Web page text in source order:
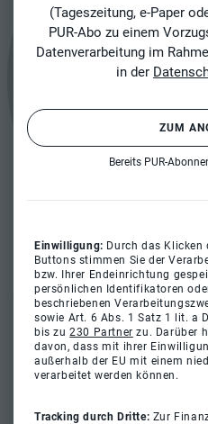
(Tageszeitung, e-Paper
PUR-Abo zu einem
Datenverarbeitung im
in der
ZUM
Bereits PUR-
Einwilligung: Durch das Klicken
Buttons stimmen Sie der
bzw. Ihrer Endeinrichtung
persönlichen Identifikatoren
beschriebenen
sowie Art. 6 Abs. 1 Satz 1 lit. a
bis zu230 Partner zu. Darüber
davon, dass mit ihrer
außerhalb der EU mit einem
verarbeitet werden können.
Tracking durch Dritte: Zur